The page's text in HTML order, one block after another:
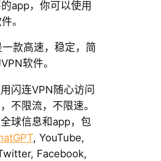
app，你可以使用
。
一款高速，稳定，简
软件。
闪连VPN随心访问
不限流，不限速。
球信息和app，包
, YouTube,
Facebook,